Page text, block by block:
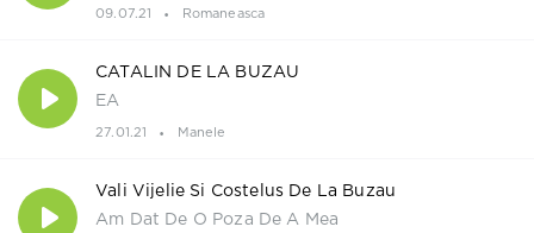
09.07.21 Romaneasca
CATALIN DE LA BUZAU
EA
27.01.21 Manele
Vali Vijelie Si Costelus De La Buzau
Am Dat De O Poza De A Mea